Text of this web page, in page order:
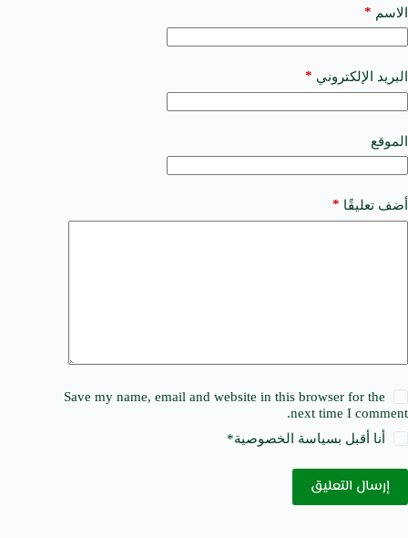
الاسم *
البريد الإلكتروني *
الموقع
أضف تعليقًا *
Save my name, email and website in this browser for the
next time I comment.
أنا أقبل بسياسة الخصوصية*
إرسال التعليق
t
e
a
t
i
e
: